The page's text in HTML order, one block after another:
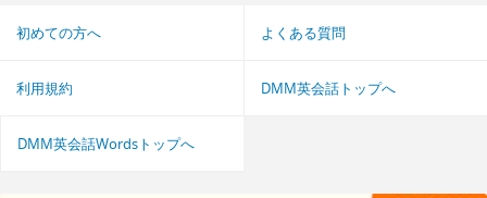
初めての方へ よくある質問
利用規約 DMM英会話トップへ
DMM英会話Wordsトップへ